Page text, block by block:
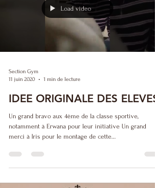
Load video
Section Gym
11 juin 2020
IDEE ORIGINALE DES ELEVES
Un grand bravo aux 4ème de la classe sportive,
notamment à Erwana pour leur initiative Un grand